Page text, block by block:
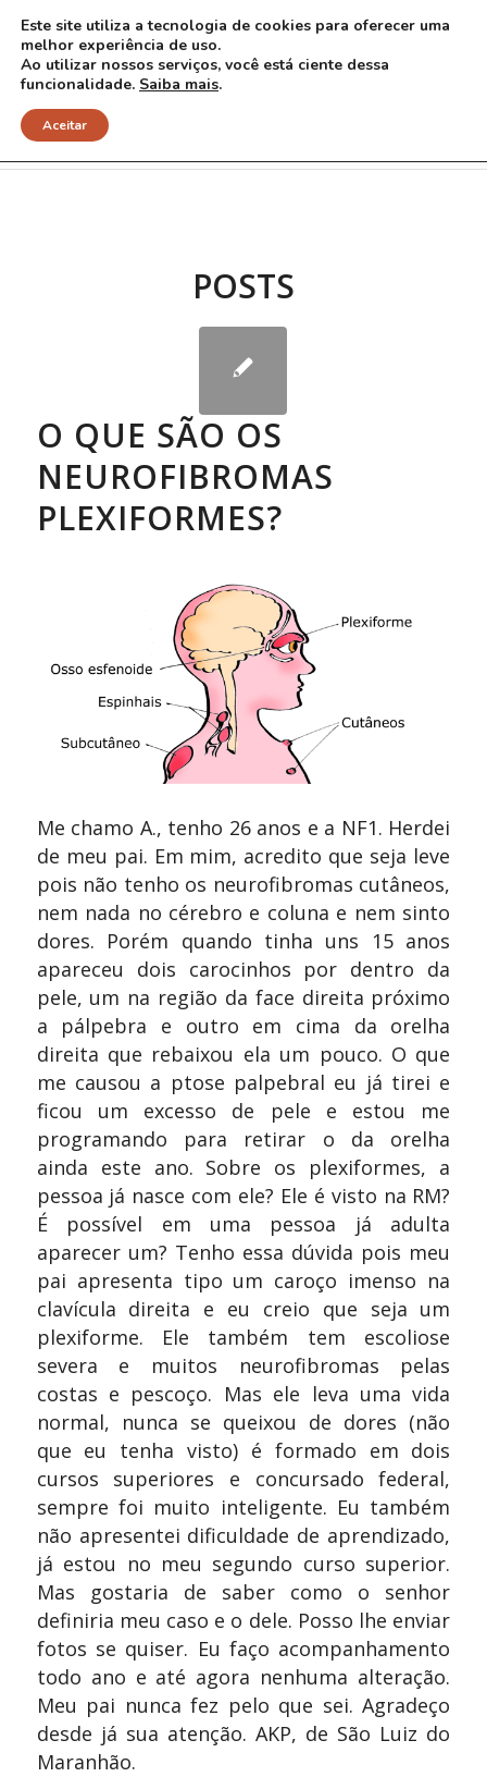
Arquivo para Tag: ptose palpebral
POSTS
O QUE SÃO OS
NEUROFIBROMAS
PLEXIFORMES?
Me chamo A., tenho 26 anos e a NF1. Herdei
de meu pai. Em mim, acredito que seja leve
pois não tenho os neurofibromas cutâneos,
nem nada no cérebro e coluna e nem sinto
dores. Porém quando tinha uns 15 anos
apareceu dois carocinhos por dentro da
pele, um na região da face direita próximo
a pálpebra e outro em cima da orelha
direita que rebaixou ela um pouco. O que
me causou a ptose palpebral eu já tirei e
ficou um excesso de pele e estou me
programando para retirar o da orelha
ainda este ano. Sobre os plexiformes, a
pessoa já nasce com ele? Ele é visto na RM?
É possível em uma pessoa já adulta
aparecer um? Tenho essa dúvida pois meu
pai apresenta tipo um caroço imenso na
clavícula direita e eu creio que seja um
plexiforme. Ele também tem escoliose
severa e muitos neurofibromas pelas
costas e pescoço. Mas ele leva uma vida
normal, nunca se queixou de dores (não
que eu tenha visto) é formado em dois
cursos superiores e concursado federal,
sempre foi muito inteligente. Eu também
não apresentei dificuldade de aprendizado,
já estou no meu segundo curso superior.
Mas gostaria de saber como o senhor
definiria meu caso e o dele. Posso lhe enviar
fotos se quiser. Eu faço acompanhamento
todo ano e até agora nenhuma alteração.
Meu pai nunca fez pelo que sei. Agradeço
desde já sua atenção. AKP, de São Luiz do
Maranhão.
Este site utiliza a tecnologia de cookies para oferecer uma
melhor experiência de uso.
Ao utilizar nossos serviços, você está ciente dessa
funcionalidade. Saiba mais.
Aceitar